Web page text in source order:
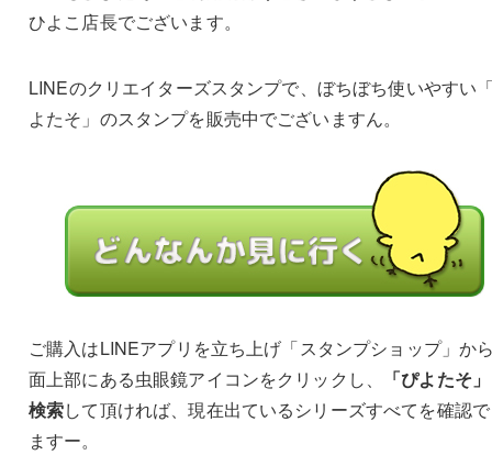
ひよこ店長でございます。
LINEのクリエイターズスタンプで、ぼちぼち使いやすい
よたそ」のスタンプを販売中でございますん。
ご購入はLINEアプリを立ち上げ「スタンプショップ」か
面上部にある虫眼鏡アイコンをクリックし、
「ぴよたそ
検索して頂ければ、現在出ているシリーズすべてを確認
ますー。